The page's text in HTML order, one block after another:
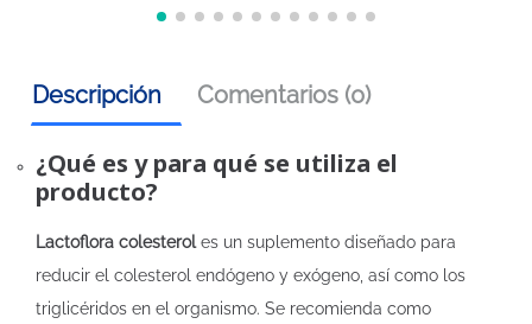
Descripción Comentarios (0)
¿Qué es y para qué se utiliza el
producto?
Lactoflora colesteroles un suplemento diseñado para
reducir el colesterol endógeno y exógeno, así como los
triglicéridos en el organismo. Se recomienda como